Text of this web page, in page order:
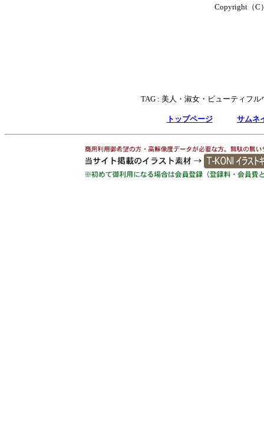
Copyright（C
TAG : 美人・淑女・ビューティフ
トップページ サムネ